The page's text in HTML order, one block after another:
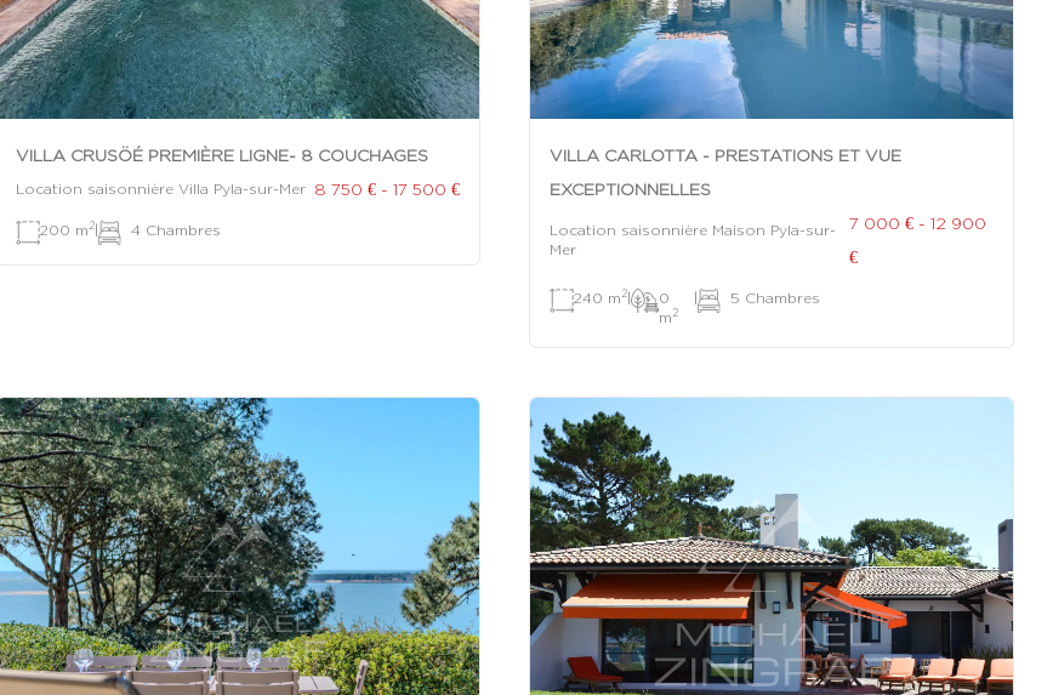
VILLA CRUSÖÉ PREMIÈRE LIGNE- 8 COUCHAGES
Location saisonnière Villa Pyla-sur-Mer 8 750 € - 17 500 €
200 m 2| 4 Chambres
VILLA CARLOTTA - PRESTATIONS ET VUE
EXCEPTIONNELLES
Location saisonnière Maison Pyla-sur-
Mer
7 000 € - 12 900
€
240 m 2|
0
m 2
| 5 Chambres